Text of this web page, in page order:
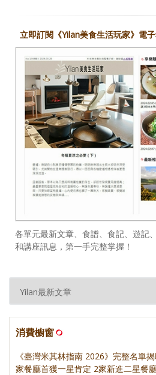
立即訂閱《Yilan美食生活玩家》電
各單元最新文章、食譜、食記、遊記
和講座訊息，第一手完整掌握！
消費櫥窗
《臺灣米其林指南 2026》完整名單
家餐廳首獲一星肯定 2家新進二星餐